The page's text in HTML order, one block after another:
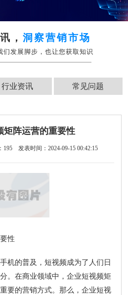
，洞察营销市场
们发展脚步，也让您获取知识
行业资讯 常见问题
矩阵运营的重要性
195 发表时间：2024-09-15 00:42:15
性
机的普及，短视频成为了人们日
。在商业领域中，企业短视频矩
要的营销方式。那么，企业短视